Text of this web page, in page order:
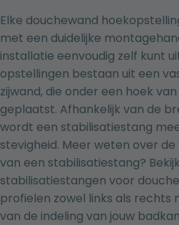
Elke douchewand
met een duidelijke
installatie eenvoudig zelf kunt
opstellingen bestaan uit een
zijwand, die onder een hoek
geplaatst. Afhankelijk van de
wordt een stabilisatiestang
stevigheid. Meer weten over
van een stabilisatiestang? Bekijk
stabilisatiestangen voor
profielen zowel links als rechts
van de indeling van jouw